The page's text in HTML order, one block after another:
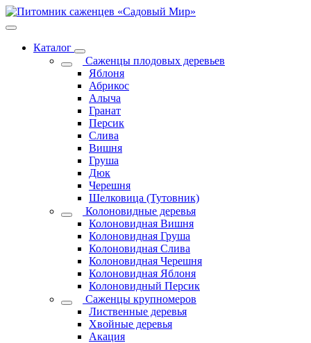
Каталог
Саженцы плодовых деревьев
Яблоня
Абрикос
Алыча
Гранат
Персик
Слива
Вишня
Груша
Дюк
Черешня
Шелковица (Тутовник)
Колоновидные деревья
Колоновидная Вишня
Колоновидная Груша
Колоновидная Слива
Колоновидная Черешня
Колоновидная Яблоня
Колоновидный Персик
Саженцы крупномеров
Лиственные деревья
Хвойные деревья
Акация